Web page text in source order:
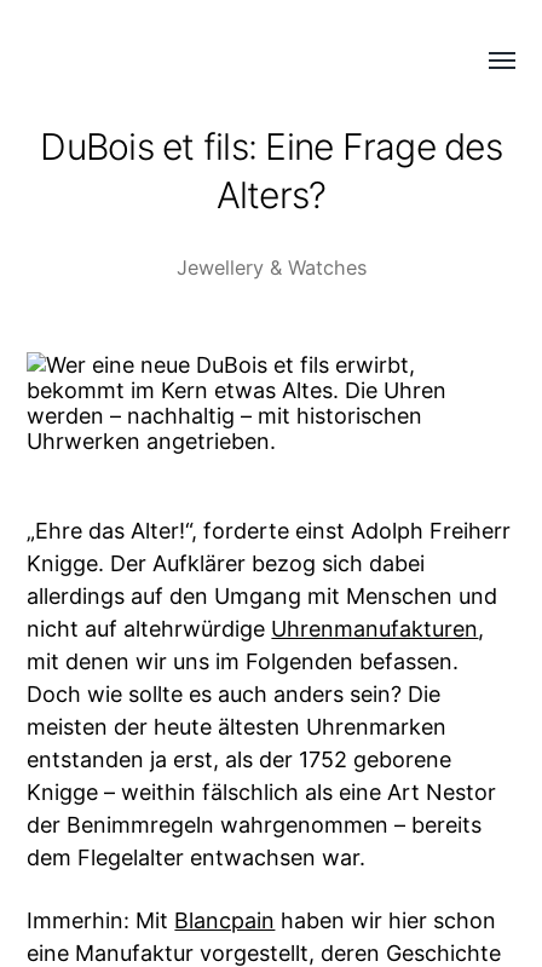
PERFECTION
Menü
DuBois et fils: Eine Frage des
Alters?
Jewellery & Watches
„Ehre das Alter!“, forderte einst Adolph Freiherr
Knigge. Der Aufklärer bezog sich dabei
allerdings auf den Umgang mit Menschen und
nicht auf altehrwürdige Uhrenmanufakturen,
mit denen wir uns im Folgenden befassen.
Doch wie sollte es auch anders sein? Die
meisten der heute ältesten Uhrenmarken
entstanden ja erst, als der 1752 geborene
Knigge – weithin fälschlich als eine Art Nestor
der Benimmregeln wahrgenommen – bereits
dem Flegelalter entwachsen war.
Immerhin: Mit Blancpain haben wir hier schon
eine Manufaktur vorgestellt, deren Geschichte